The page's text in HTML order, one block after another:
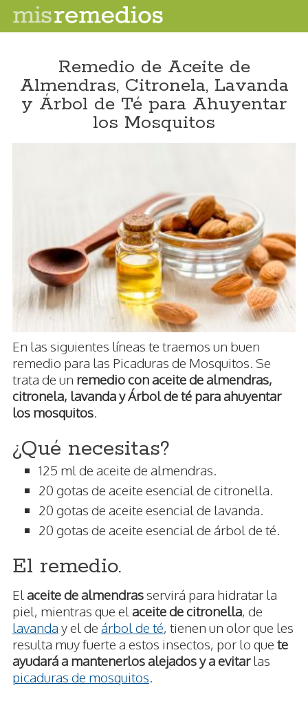
Remedio de Aceite de
Almendras, Citronela, Lavanda
y Árbol de Té para Ahuyentar
los Mosquitos
En las siguientes líneas te traemos un buen
remedio para las Picaduras de Mosquitos. Se
trata de un remedio con aceite de almendras,
citronela, lavanda y Árbol de té para ahuyentar
los mosquitos
¿Qué necesitas?
125 ml de aceite de almendras.
20 gotas de aceite esencial de citronella.
20 gotas de aceite esencial de lavanda.
20 gotas de aceite esencial de árbol de té.
El remedio.
El aceite de almendrasservirá para hidratar la
piel, mientras que el aceite de citronella, de
lavanda y el de árbol de té, tienen un olor que les
resulta muy fuerte a estos insectos, por lo que te
ayudará a mantenerlos alejados y a evitarlas
picaduras de mosquitos